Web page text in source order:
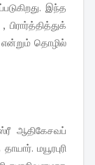
இந்த
தொழில்
ஆதிகேசவப்
மயூரபுரி